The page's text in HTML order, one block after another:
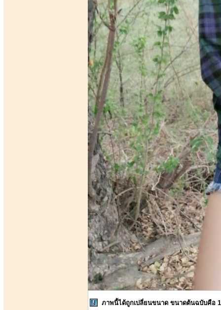
ภาพนี้ได้ถูกเปลี่ยนขนาด ขนาดต้นฉบับคือ